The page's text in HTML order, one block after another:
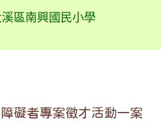
區南興國民小學
礙者專案徵才活動一案